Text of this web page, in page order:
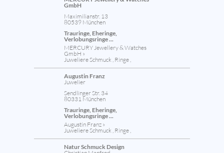
GmbH
Maximilianstr. 13
80539 München
Trauringe, Eheringe,
Verlobungsringe ...
MERCURY Jewellery & Watches
GmbH »
Juweliere Schmuck , Ringe ,
Augustin Franz
Juwelier
Sendlinger Str. 34
80331 München
Trauringe, Eheringe,
Verlobungsringe ...
Augustin Franz »
Juweliere Schmuck , Ringe ,
Natur Schmuck Design